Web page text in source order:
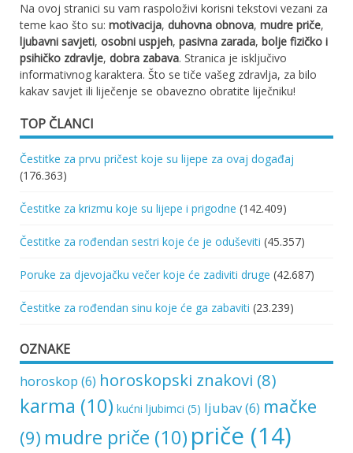
Na ovoj stranici su vam raspoloživi korisni tekstovi vezani za
teme kao što su: motivacija, duhovna obnova, mudre priče,
ljubavni savjeti, osobni uspjeh, pasivna zarada, bolje fizičko i
psihičko zdravlje, dobra zabava. Stranica je isključivo
informativnog karaktera. Što se tiče vašeg zdravlja, za bilo
kakav savjet ili liječenje se obavezno obratite liječniku!
TOP ČLANCI
Čestitke za prvu pričest koje su lijepe za ovaj događaj
(176.363)
Čestitke za krizmu koje su lijepe i prigodne (142.409)
Čestitke za rođendan sestri koje će je oduševiti (45.357)
Poruke za djevojačku večer koje će zadiviti druge (42.687)
Čestitke za rođendan sinu koje će ga zabaviti (23.239)
OZNAKE
horoskop (6) horoskopski znakovi (8)
karma (10) kućni ljubimci (5) ljubav(6) mačke
(9) mudre priče (10) priče (14)